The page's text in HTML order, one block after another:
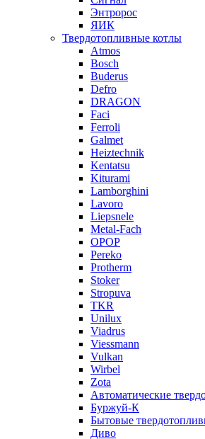
Энтророс
ЯИК
Твердотопливные котлы
Atmos
Bosch
Buderus
Defro
DRAGON
Faci
Ferroli
Galmet
Heiztechnik
Kentatsu
Kiturami
Lamborghini
Lavoro
Liepsnele
Metal-Fach
OPOP
Pereko
Protherm
Stoker
Stropuva
TKR
Unilux
Viadrus
Viessmann
Vulkan
Wirbel
Zota
Автоматические
Буржуй-К
Бытовые
Диво